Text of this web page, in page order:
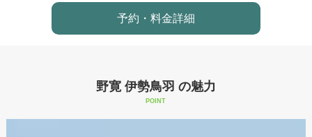
予約・料金詳細
野寛 伊勢鳥羽 の魅力
POINT